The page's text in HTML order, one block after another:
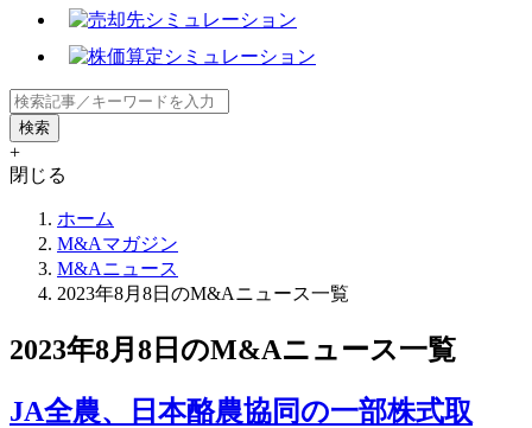
+
閉じる
ホーム
M&Aマガジン
M&Aニュース
2023年8月8日のM&Aニュース一覧
2023年8月8日のM&Aニュース一覧
JA全農、日本酪農協同の一部株式取